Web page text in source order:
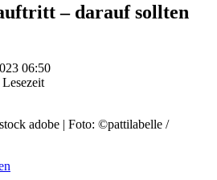
– darauf sollten
06:50
adobe | Foto: ©pattilabelle /